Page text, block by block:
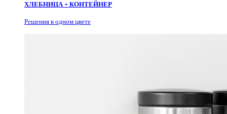
ХЛЕБНИЦА + КОНТЕЙНЕР
Решения в одном цвете